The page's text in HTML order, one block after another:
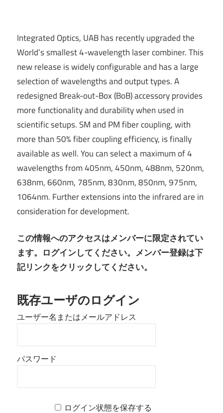
Integrated Optics, UAB has recently upgraded the
World’s smallest 4-wavelength laser combiner. This
new release is widely configurable and has a large
selection of wavelengths and output types. A
redesigned Break-out-Box (BoB) accessory provides
more functionality and durability when used in
scientific setups. SM and PM fiber coupling, with
more than 50% fiber coupling efficiency, is finally
available as well. You can select a maximum of 4
wavelengths from 405nm, 450nm, 488nm, 520nm,
638nm, 660nm, 785nm, 830nm, 850nm, 975nm,
1064nm. Further extensions into the infrared are in
consideration for development.
この情報へのアクセスはメンバーに限定されてい
ます。ログインしてください。メンバー登録は下
記リンクをクリックしてください。
既存ユーザのログイン
ユーザー名またはメールアドレス
パスワード
ログイン状態を保存する